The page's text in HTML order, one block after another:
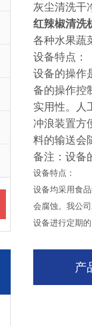
灰尘清洗干
红辣椒清洗
各种水果蔬
设备特点：
设备的操作
备的操作控
实用性。人
冲浪装置方
料的输送会
备注：设备
设备特点：
设备均采用食
会腐蚀。我公
设备进行定期
产